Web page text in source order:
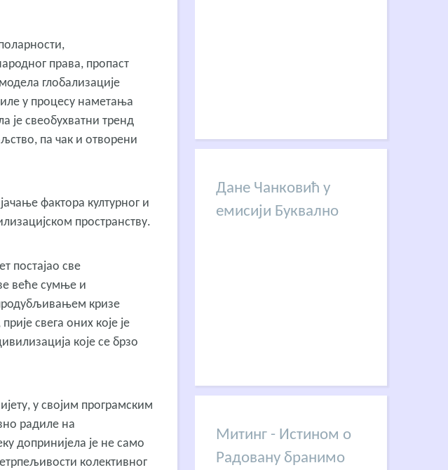
права, пропаст
глобализације
у процесу наметања
је свеобухватни тренд
па чак и отворени
фактора културног и
пространству.
постајао све
веће сумње и
кризе
свега оних које је
које се брзо
у својим програмским
радиле на
допринијела је не само
колективног
Дане Чанковић у
емисији Буквално
Митинг - Истином о
Радовану бранимо